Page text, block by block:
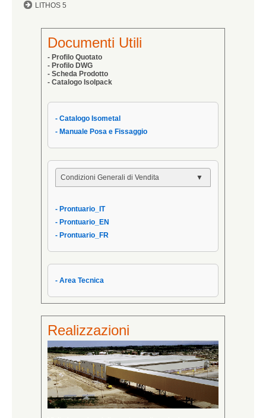
LITHOS 5
Documenti Utili
- Profilo Quotato
- Profilo DWG
- Scheda Prodotto
- Catalogo Isolpack
- Catalogo Isometal
- Manuale Posa e Fissaggio
Condizioni Generali di Vendita
- Condizioni di Vendita AIPPEG
- Prontuario_IT
- Prontuario_IT
- Prontuario_EN
- Prontuario_FR
- Area Tecnica
Realizzazioni